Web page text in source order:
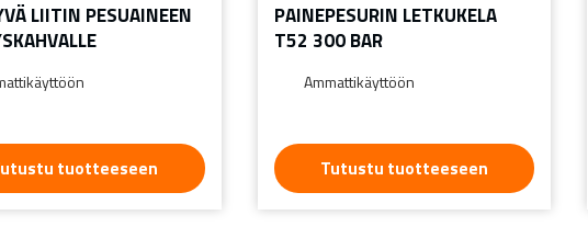
LIITIN PESUAINEEN
tuotteeseen
PAINEPESURIN LETKUKELA
T52 300 BAR
Ammattikäyttöön
Tutustu tuotteeseen